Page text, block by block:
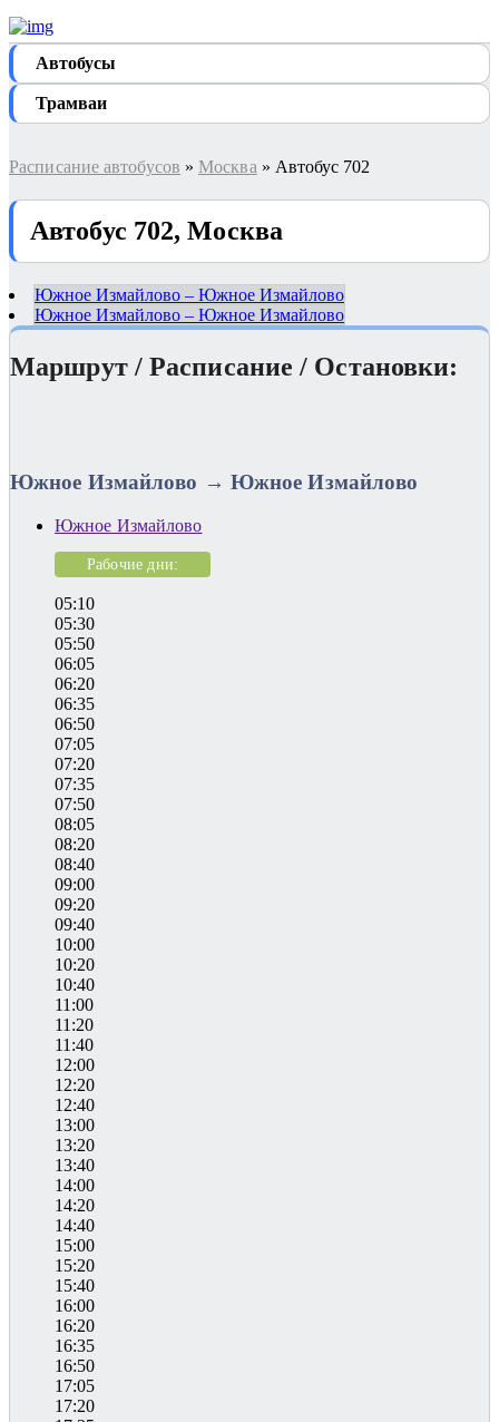
Автобуcы
Трамваи
Расписание автобусов » Москва » Автобус 702
Автобус 702, Москва
Южное Измайлово – Южное Измайлово
Южное Измайлово – Южное Измайлово
Маршрут / Расписание / Остановки:
Южное Измайлово → Южное Измайлово
Южное Измайлово
Рабочие дни:
05:10
05:30
05:50
06:05
06:20
06:35
06:50
07:05
07:20
07:35
07:50
08:05
08:20
08:40
09:00
09:20
09:40
10:00
10:20
10:40
11:00
11:20
11:40
12:00
12:20
12:40
13:00
13:20
13:40
14:00
14:20
14:40
15:00
15:20
15:40
16:00
16:20
16:35
16:50
17:05
17:20